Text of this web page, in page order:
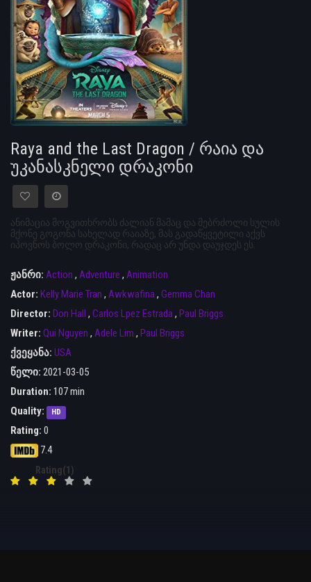
Raya and the Last Dragon / რაია და
უკანასკნელი დრაკონი
ანიმაცია მოგვითხრობს ძალიან მამაც და მებრძოლი სულის
მქონე გოგონა სახელად რაიაზე, მას გადაწყვეტილი აქვს
იპოვნოს ბოლო დრაკონი, რადაც არ უნდა დაუჯდეს ეს.
ჟანრი: Action , Adventure , Animation
Actor: Kelly Marie Tran , Awkwafina, Gemma Chan
Director: Don Hall , Carlos Lpez Estrada, Paul Briggs
Writer: Qui Nguyen , Adele Lim , Paul Briggs
ქვეყანა: USA
წელი: 2021-03-05
Duration: 107 min
Quality:
HD
Rating: 0
7.4
Rating(1)